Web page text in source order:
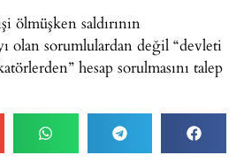
ölmüşken saldırının
olan sorumlulardan değil “devleti
hesap sorulmasını talep